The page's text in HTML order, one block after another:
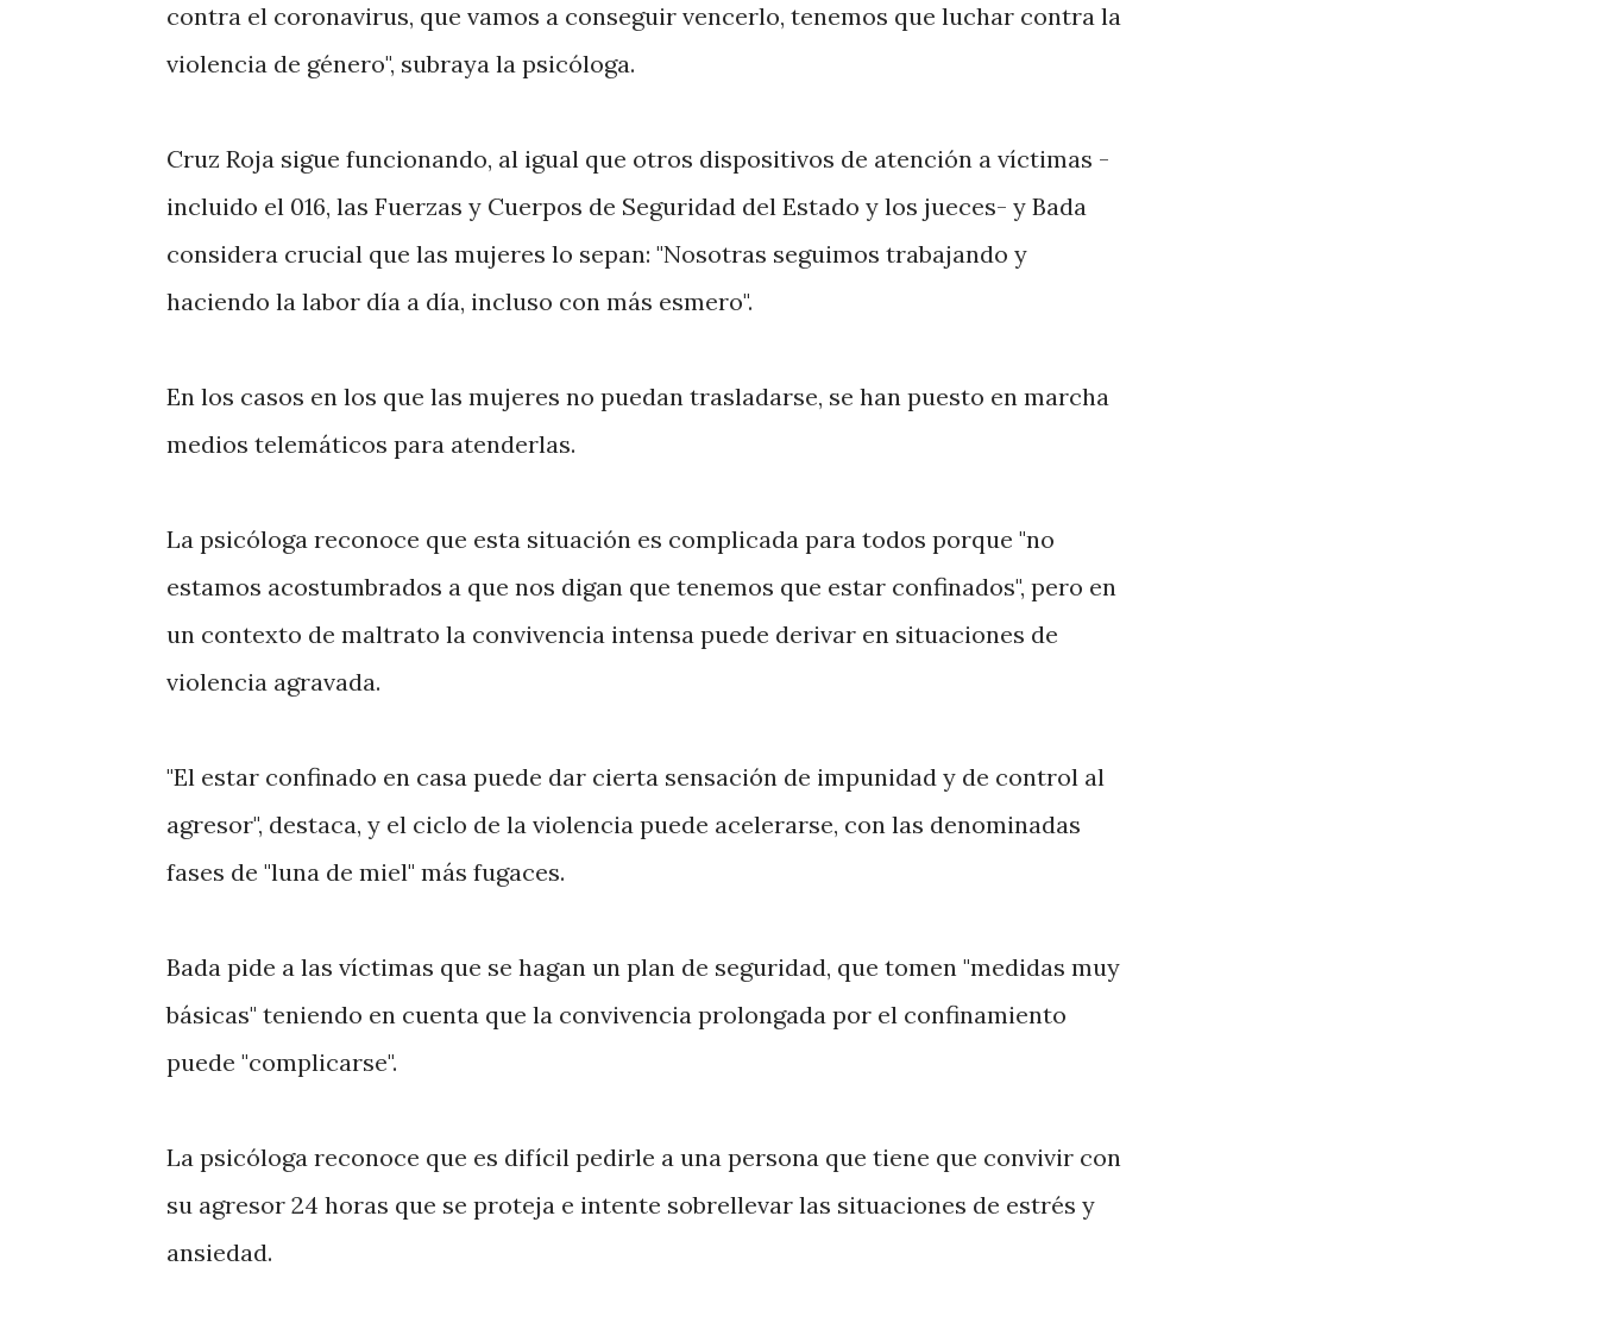
contra el coronavirus, que vamos a conseguir vencerlo, tenemos que luchar contra la
violencia de género", subraya la psicóloga.
Cruz Roja sigue funcionando, al igual que otros dispositivos de atención a víctimas -
incluido el 016, las Fuerzas y Cuerpos de Seguridad del Estado y los jueces- y Bada
considera crucial que las mujeres lo sepan: "Nosotras seguimos trabajando y
haciendo la labor día a día, incluso con más esmero".
En los casos en los que las mujeres no puedan trasladarse, se han puesto en marcha
medios telemáticos para atenderlas.
La psicóloga reconoce que esta situación es complicada para todos porque "no
estamos acostumbrados a que nos digan que tenemos que estar confinados", pero en
un contexto de maltrato la convivencia intensa puede derivar en situaciones de
violencia agravada.
"El estar confinado en casa puede dar cierta sensación de impunidad y de control al
agresor", destaca, y el ciclo de la violencia puede acelerarse, con las denominadas
fases de "luna de miel" más fugaces.
Bada pide a las víctimas que se hagan un plan de seguridad, que tomen "medidas muy
básicas" teniendo en cuenta que la convivencia prolongada por el confinamiento
puede "complicarse".
La psicóloga reconoce que es difícil pedirle a una persona que tiene que convivir con
su agresor 24 horas que se proteja e intente sobrellevar las situaciones de estrés y
ansiedad.